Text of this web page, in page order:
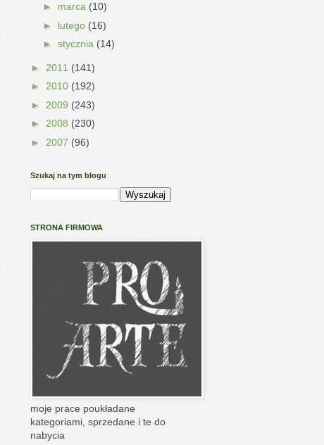
► marca (10)
► lutego (16)
► stycznia (14)
► 2011 (141)
► 2010 (192)
► 2009 (243)
► 2008 (230)
► 2007 (96)
Szukaj na tym blogu
STRONA FIRMOWA
moje prace poukładane
kategoriami, sprzedane i te do
nabycia